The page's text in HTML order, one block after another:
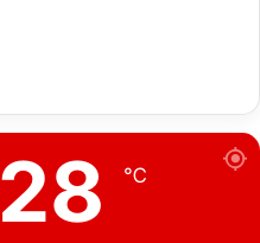
28 ℃